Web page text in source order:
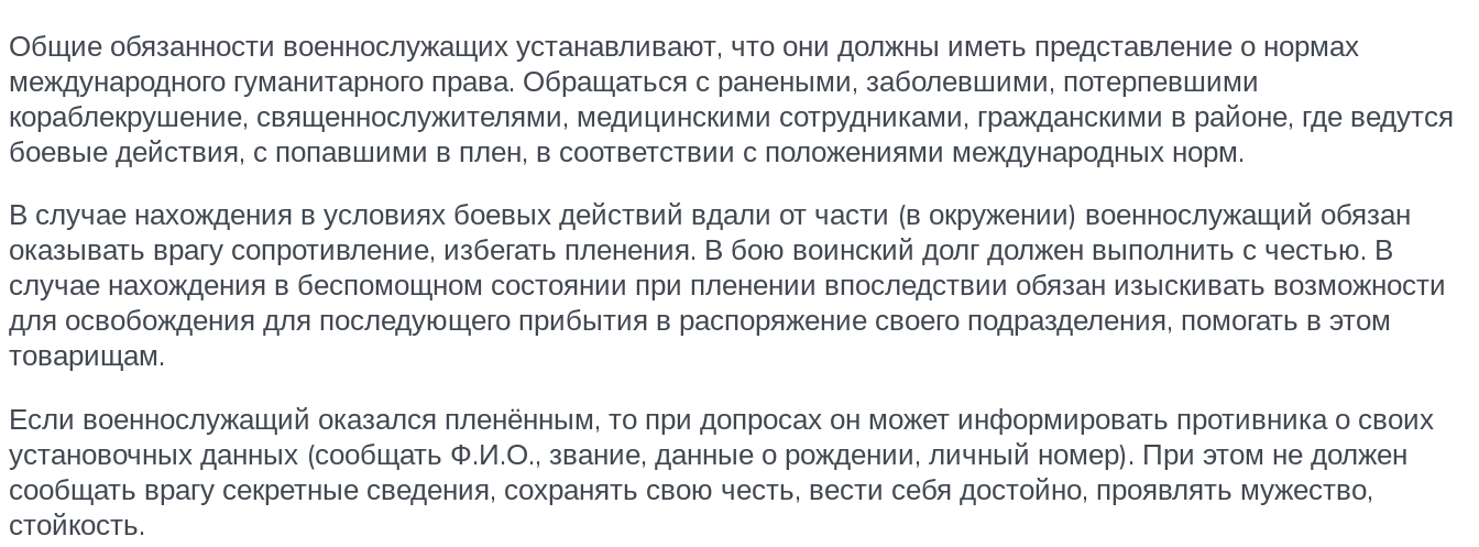
Общие обязанности военнослужащих устанавливают, что они должны иметь представление о нормах
международного гуманитарного права. Обращаться с ранеными, заболевшими, потерпевшими
кораблекрушение, священнослужителями, медицинскими сотрудниками, гражданскими в районе, где ведутся
боевые действия, с попавшими в плен, в соответствии с положениями международных норм.
В случае нахождения в условиях боевых действий вдали от части (в окружении) военнослужащий обязан
оказывать врагу сопротивление, избегать пленения. В бою воинский долг должен выполнить с честью. В
случае нахождения в беспомощном состоянии при пленении впоследствии обязан изыскивать возможности
для освобождения для последующего прибытия в распоряжение своего подразделения, помогать в этом
товарищам.
Если военнослужащий оказался пленённым, то при допросах он может информировать противника о своих
установочных данных (сообщать Ф.И.О., звание, данные о рождении, личный номер). При этом не должен
сообщать врагу секретные сведения, сохранять свою честь, вести себя достойно, проявлять мужество,
стойкость.